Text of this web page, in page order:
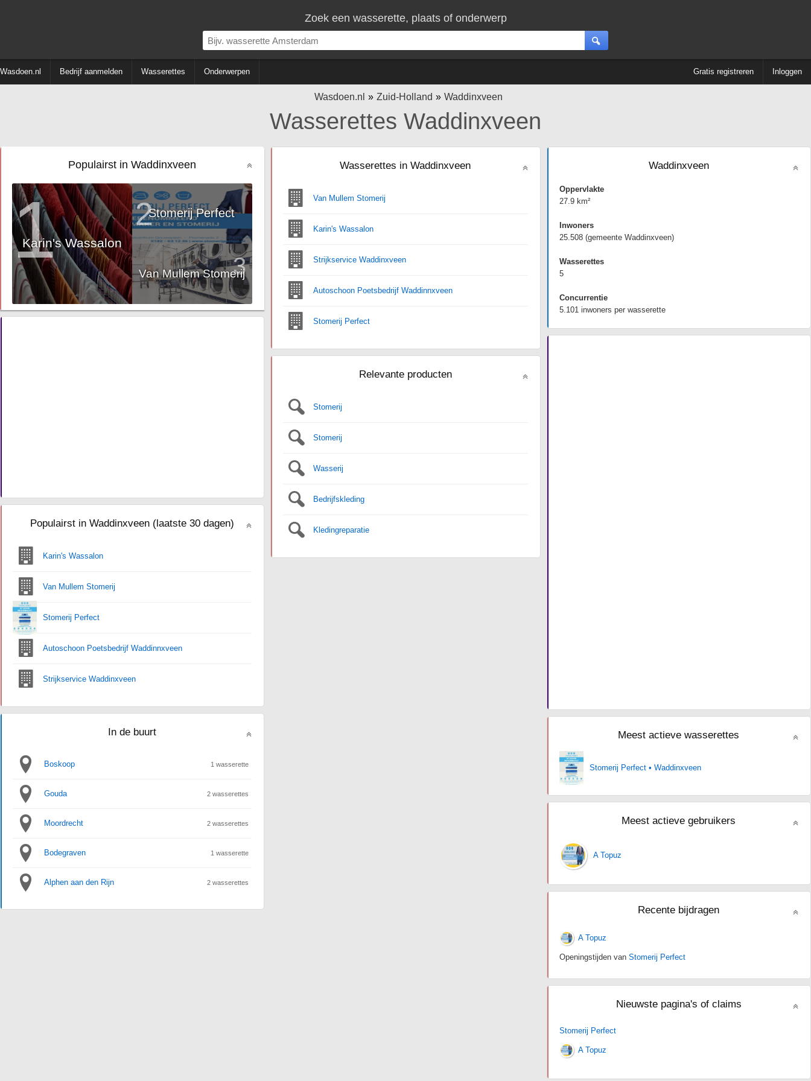
Zoek een wasserette, plaats of onderwerp
Wasdoen.nl Bedrijf aanmelden Wasserettes Onderwerpen Gratis registreren Inloggen
Wasdoen.nl Zuid-Holland Waddinxveen
Wasserettes Waddinxveen
Populairst in Waddinxveen
1
Karin's Wassalon
2Stomerij Perfect
3
Van Mullem Stomerij
Populairst in Waddinxveen (laatste 30 dagen)
Karin's Wassalon
Van Mullem Stomerij
Stomerij Perfect
Autoschoon Poetsbedrijf Waddinnxveen
Strijkservice Waddinxveen
In de buurt
Boskoop 1 wasserette
Gouda 2 wasserettes
Moordrecht 2 wasserettes
Bodegraven 1 wasserette
Alphen aan den Rijn 2 wasserettes
Wasserettes in Waddinxveen
Van Mullem Stomerij
Karin's Wassalon
Strijkservice Waddinxveen
Autoschoon Poetsbedrijf Waddinnxveen
Stomerij Perfect
Relevante producten
Stomerij
Stomerij
Wasserij
Bedrijfskleding
Kledingreparatie
Waddinxveen
Oppervlakte
27.9 km²
Inwoners
25.508 (gemeente Waddinxveen)
Wasserettes
5
Concurrentie
5.101 inwoners per wasserette
Meest actieve wasserettes
Stomerij Perfect • Waddinxveen
Meest actieve gebruikers
A Topuz
Recente bijdragen
A Topuz
Openingstijden van Stomerij Perfect
Nieuwste pagina's of claims
Stomerij Perfect
A Topuz